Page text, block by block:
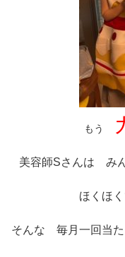
もう
美容師Sさんは み
ほくほ
そんな 毎月一回当た